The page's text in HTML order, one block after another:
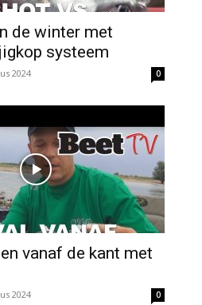
de winter met
systeem
2024 0
vanaf de kant met
2024 0